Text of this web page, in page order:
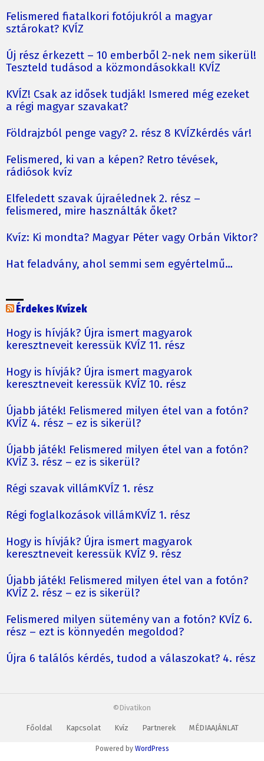
Felismered fiatalkori fotójukról a magyar
sztárokat? KVÍZ
Új rész érkezett – 10 emberből 2-nek nem sikerül!
Teszteld tudásod a közmondásokkal! KVÍZ
KVÍZ! Csak az idősek tudják! Ismered még ezeket
a régi magyar szavakat?
Földrajzból penge vagy? 2. rész 8 KVÍZkérdés vár!
Felismered, ki van a képen? Retro tévések,
rádiósok kvíz
Elfeledett szavak újraélednek 2. rész –
felismered, mire használták őket?
Kvíz: Ki mondta? Magyar Péter vagy Orbán Viktor?
Hat feladvány, ahol semmi sem egyértelmű…
Érdekes Kvízek
Hogy is hívják? Újra ismert magyarok
keresztneveit keressük KVÍZ 11. rész
Hogy is hívják? Újra ismert magyarok
keresztneveit keressük KVÍZ 10. rész
Újabb játék! Felismered milyen étel van a fotón?
KVÍZ 4. rész – ez is sikerül?
Újabb játék! Felismered milyen étel van a fotón?
KVÍZ 3. rész – ez is sikerül?
Régi szavak villámKVÍZ 1. rész
Régi foglalkozások villámKVÍZ 1. rész
Hogy is hívják? Újra ismert magyarok
keresztneveit keressük KVÍZ 9. rész
Újabb játék! Felismered milyen étel van a fotón?
KVÍZ 2. rész – ez is sikerül?
Felismered milyen sütemény van a fotón? KVÍZ 6.
rész – ezt is könnyedén megoldod?
Újra 6 találós kérdés, tudod a válaszokat? 4. rész
©Divatikon
Főoldal Kapcsolat Kvíz Partnerek MÉDIAAJÁNLAT
Powered by WordPress